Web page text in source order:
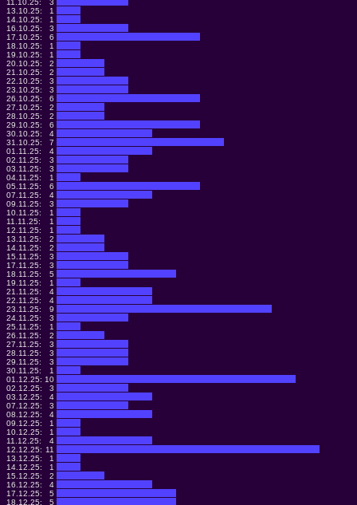
11.10.25:
3
13.10.25:
1
14.10.25:
1
16.10.25:
3
17.10.25:
6
18.10.25:
1
19.10.25:
1
20.10.25:
2
21.10.25:
2
22.10.25:
3
23.10.25:
3
26.10.25:
6
27.10.25:
2
28.10.25:
2
29.10.25:
6
30.10.25:
4
31.10.25:
7
01.11.25:
4
02.11.25:
3
03.11.25:
3
04.11.25:
1
05.11.25:
6
07.11.25:
4
09.11.25:
3
10.11.25:
1
11.11.25:
1
12.11.25:
1
13.11.25:
2
14.11.25:
2
15.11.25:
3
17.11.25:
3
18.11.25:
5
19.11.25:
1
21.11.25:
4
22.11.25:
4
23.11.25:
9
24.11.25:
3
25.11.25:
1
26.11.25:
2
27.11.25:
3
28.11.25:
3
29.11.25:
3
30.11.25:
1
01.12.25: 10
02.12.25:
3
03.12.25:
4
07.12.25:
3
08.12.25:
4
09.12.25:
1
10.12.25:
1
11.12.25:
4
12.12.25: 11
13.12.25:
1
14.12.25:
1
15.12.25:
2
16.12.25:
4
17.12.25:
5
18.12.25:
5